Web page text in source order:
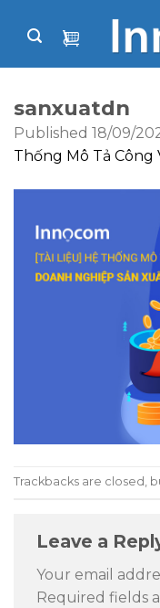
sanxuatdn
Published 18/09/
Thống Mô Tả Công
Trackbacks are closed,
Leave a
Your email
Required fields